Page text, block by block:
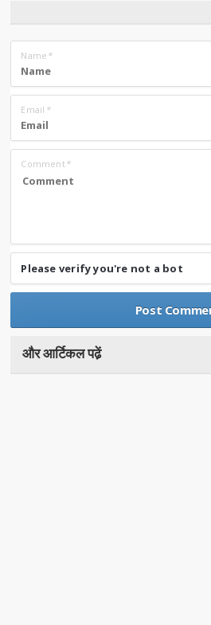
Name *
Email *
Comment*
Please verify you're not a bot
और आर्टिकल पढे़ं